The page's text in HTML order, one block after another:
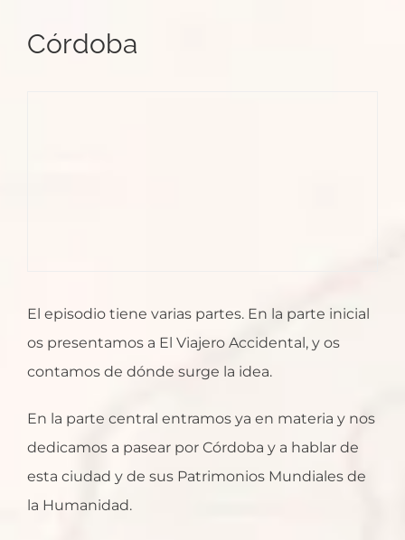
Córdoba
El episodio tiene varias partes. En la parte inicial
os presentamos a El Viajero Accidental, y os
contamos de dónde surge la idea.
En la parte central entramos ya en materia y nos
dedicamos a pasear por Córdoba y a hablar de
esta ciudad y de sus Patrimonios Mundiales de
la Humanidad.